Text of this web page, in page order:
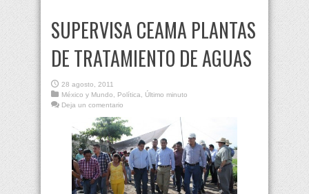
SUPERVISA CEAMA PLANTAS
DE TRATAMIENTO DE AGUAS
28 agosto, 2011
México y Mundo, Política, Último minuto
Deja un comentario